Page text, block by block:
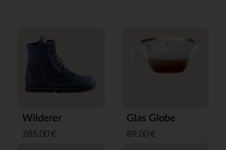
Wilderer
285,00 €
Glas Globe
89,00 €